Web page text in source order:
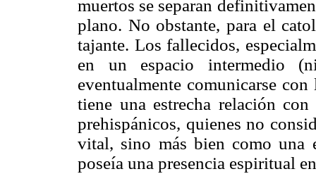
muertos se separan
plano. No obstante, para el
tajante. Los fallecidos,
en un espacio intermedio
eventualmente comunicarse
tiene una estrecha relación
prehispánicos, quienes no
vital, sino más bien como una
poseía una presencia espiritual